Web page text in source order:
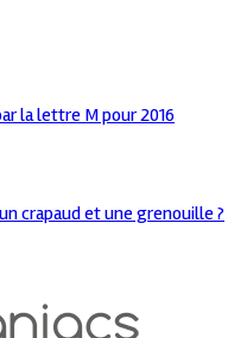
la lettre M pour 2016
crapaud et une grenouille ?